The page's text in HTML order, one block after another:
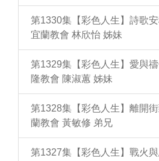
第1330集【彩色人生】詩歌
宜蘭教會 林欣怡 姊妹
第1329集【彩色人生】愛與
隆教會 陳淑蕙 姊妹
第1328集【彩色人生】離開
蘭教會 黃敏修 弟兄
第1327集【彩色人生】戰火